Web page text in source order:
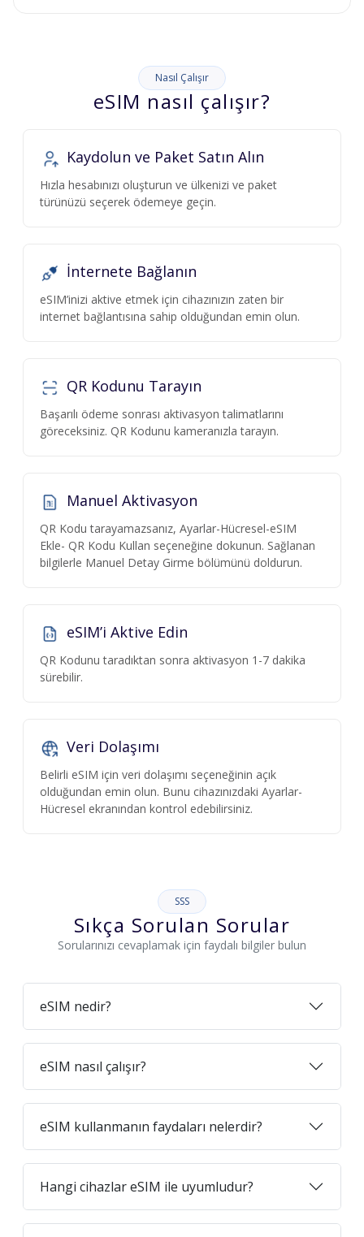
Nasıl Çalışır
eSIM nasıl çalışır?
Kaydolun ve Paket Satın Alın
Hızla hesabınızı oluşturun ve ülkenizi ve paket
türünüzü seçerek ödemeye geçin.
İnternete Bağlanın
eSIM’inizi aktive etmek için cihazınızın zaten bir
internet bağlantısına sahip olduğundan emin olun.
QR Kodunu Tarayın
Başarılı ödeme sonrası aktivasyon talimatlarını
göreceksiniz. QR Kodunu kameranızla tarayın.
Manuel Aktivasyon
QR Kodu tarayamazsanız, Ayarlar-Hücresel-eSIM
Ekle- QR Kodu Kullan seçeneğine dokunun. Sağlanan
bilgilerle Manuel Detay Girme bölümünü doldurun.
eSIM’i Aktive Edin
QR Kodunu taradıktan sonra aktivasyon 1-7 dakika
sürebilir.
Veri Dolaşımı
Belirli eSIM için veri dolaşımı seçeneğinin açık
olduğundan emin olun. Bunu cihazınızdaki Ayarlar-
Hücresel ekranından kontrol edebilirsiniz.
SSS
Sıkça Sorulan Sorular
Sorularınızı cevaplamak için faydalı bilgiler bulun
eSIM nedir?
eSIM nasıl çalışır?
eSIM kullanmanın faydaları nelerdir?
Hangi cihazlar eSIM ile uyumludur?